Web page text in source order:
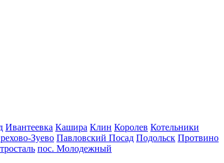
Ивантеевка Кашира Клин Королев Котельники
Зуево Павловский Посад Подольск Протвино
пос. Молодежный